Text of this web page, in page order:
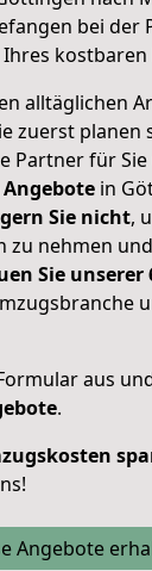
bei der
kostbaren
alltäglichen
zuerst planen
Partner für
in
Sie nicht,
zu nehmen
Sie unserer
aus
.
Angebote